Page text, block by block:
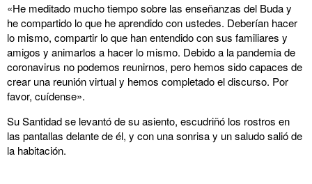
«He meditado mucho tiempo sobre las enseñanzas del Buda y
he compartido lo que he aprendido con ustedes. Deberían hacer
lo mismo, compartir lo que han entendido con sus familiares y
amigos y animarlos a hacer lo mismo. Debido a la pandemia de
coronavirus no podemos reunirnos, pero hemos sido capaces de
crear una reunión virtual y hemos completado el discurso. Por
favor, cuídense».
Su Santidad se levantó de su asiento, escudriñó los rostros en
las pantallas delante de él, y con una sonrisa y un saludo salió de
la habitación.